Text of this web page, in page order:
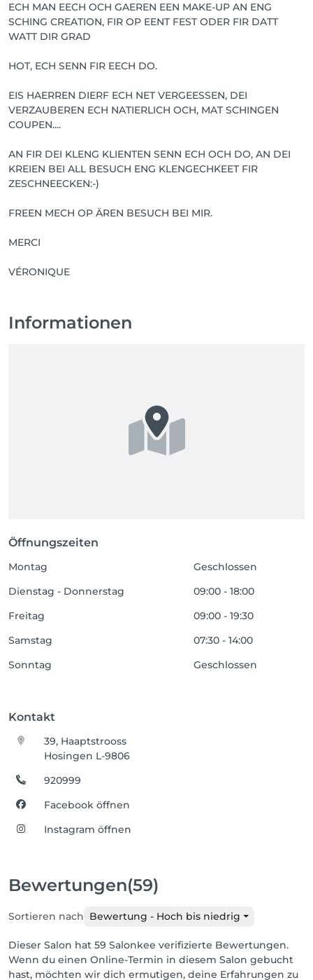
ECH MAN EECH OCH GAEREN EEN MAKE-UP AN ENG
SCHING CREATION, FIR OP EENT FEST ODER FIR DATT
WATT DIR GRAD
HOT, ECH SENN FIR EECH DO.
EIS HAERREN DIERF ECH NET VERGEESSEN, DEI
VERZAUBEREN ECH NATIERLICH OCH, MAT SCHINGEN
COUPEN....
AN FIR DEI KLENG KLIENTEN SENN ECH OCH DO, AN DEI
KREIEN BEI ALL BESUCH ENG KLENGECHKEET FIR
ZESCHNEECKEN:-)
FREEN MECH OP ÄREN BESUCH BEI MIR.
MERCI
VÉRONIQUE
Informationen
Öffnungszeiten
Montag
Geschlossen
Dienstag - Donnerstag
09:00 - 18:00
Freitag
09:00 - 19:30
Samstag
07:30 - 14:00
Sonntag
Geschlossen
Kontakt
39, Haaptstrooss
Hosingen L-9806
920999
Facebook öffnen
Instagram öffnen
Bewertungen(59)
Sortieren nach Bewertung - Hoch bis niedrig
Dieser Salon hat 59 Salonkee verifizierte Bewertungen.
Wenn du einen Online-Termin in diesem Salon gebucht
hast, möchten wir dich ermutigen, deine Erfahrungen zu